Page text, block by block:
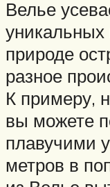
Велье
уникальных
природе
разное
К примеру,
вы можете
плавучими
метров в